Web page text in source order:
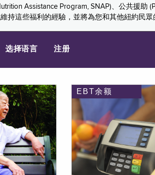
Assistance Program, SNAP)、公共援助
持這些福利的經驗，並將為您和其他紐約民眾
选择语言 注册
EBT余额